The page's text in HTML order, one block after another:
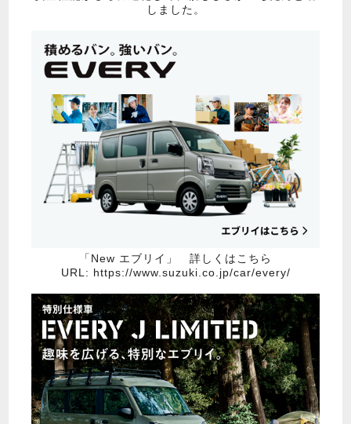
しました。
「New エブリイ」 詳しくはこちら
URL: https://www.suzuki.co.jp/car/every/